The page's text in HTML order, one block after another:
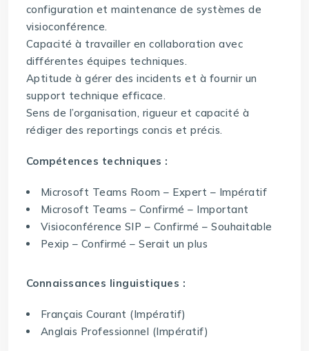
configuration et maintenance de systèmes de
visioconférence.
Capacité à travailler en collaboration avec
différentes équipes techniques.
Aptitude à gérer des incidents et à fournir un
support technique efficace.
Sens de l’organisation, rigueur et capacité à
rédiger des reportings concis et précis.
Compétences techniques :
Microsoft Teams Room – Expert – Impératif
Microsoft Teams – Confirmé – Important
Visioconférence SIP – Confirmé – Souhaitable
Pexip – Confirmé – Serait un plus
Connaissances linguistiques :
Français Courant (Impératif)
Anglais Professionnel (Impératif)